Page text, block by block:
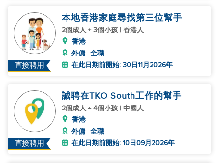
直接聘用
本地香港家庭尋找第三位幫手
2個成人 + 3個小孩 | 香港人
香港
外傭 | 全職
在此日期前開始: 30日11月2026年
直接聘用
誠聘在TKO South工作的幫手
2個成人 + 4個小孩 | 中國人
香港
外傭 | 全職
在此日期前開始: 10日09月2026年